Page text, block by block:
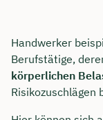
Handwerker
Berufstätige,
körperlichen
Risikozuschlägen